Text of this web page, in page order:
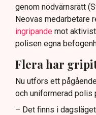
genom nödvärnsrätt
Neovas medarbetare
ingripande mot
polisen egna
Flera har
Nu utförs ett
och uniformerad polis
– Det finns i